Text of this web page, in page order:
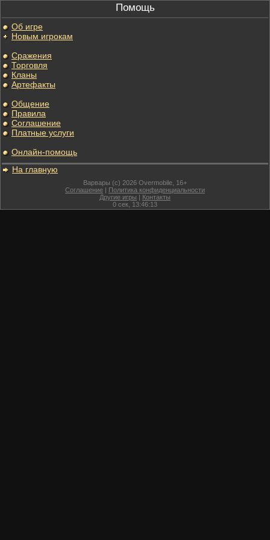
Помощь
Об игре
Новым игрокам
Сражения
Торговля
Кланы
Артефакты
Общение
Правила
Соглашение
Платные услуги
Онлайн-помощь
На главную
Варвары (c) 2026 Overmobile, 16+
Соглашение | Политика конфиденциальности
Другие игры | Контакты
0 сек, 13:46:13